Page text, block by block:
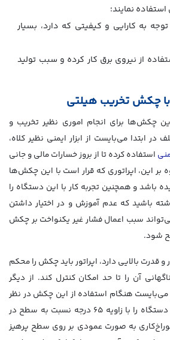
نمایند؛
توجه به کارایی و کیفیتی که دارد، بسیار
از نیروی برق کار کرده و سبب تولید
چکش تخریب هیلتی
این چکش‌ها برای انجام اموری نظیر تخریب و
ابتدا می‌بایست از ابزار ایمنی نظیر کلاه،
استفاده کرده تا از بروز خسارات مالی و جانی
بر این، اپراتوری که قرار است با این چکش‌ها
باشد و همچنین تجربه کار با این دستگاه را
باشید که عدم آموزش و در اختیار داشتن
سبب اعمال فشار غیر یکنواخت بر چکش
شود.
و قدرت بالایی دارد، اپراتور باید چکش را محکم
آن را تا حد امکان کنترل کند. از دیگر
می‌بایست هنگام استفاده از این چکش در نظر
داشته باشد این است که دستگاه را با زاویه‌ ۶۵ درجه نسبت به سطح در
به صورت عمودی بر روی سطح پرهیز